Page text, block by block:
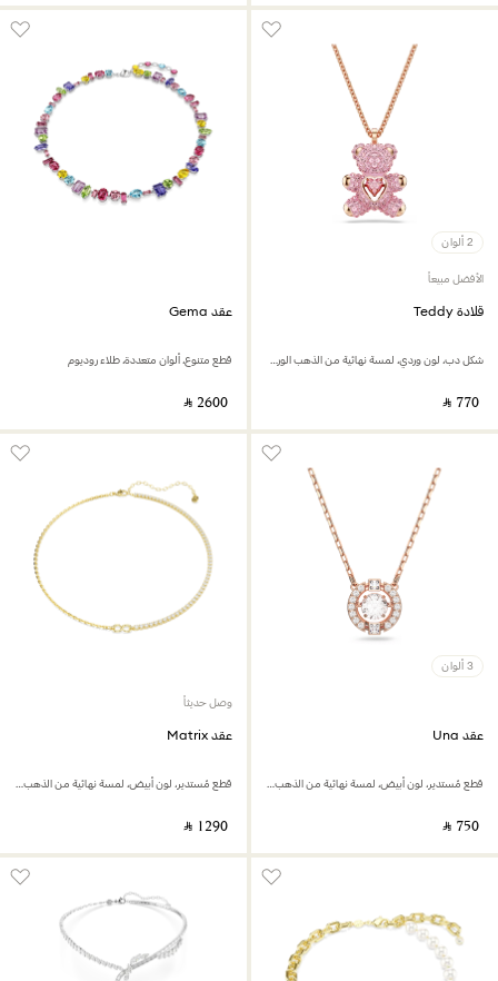
2 ألوان
الأفضل مبيعاً
قلادة Teddy
شكل دب، لون وردي، لمسة نهائية من الذهب الوردي عيار 18 قيراط
‎ ⃁ ⁦770⁩ ‎
عقد Gema
قطع متنوع، ألوان متعددة، طلاء روديوم
‎ ⃁ ⁦2600⁩ ‎
3 ألوان
عقد Una
قطع مُستدير، لون أبيض، لمسة نهائية من الذهب الوردي عيار 18 قيراط
‎ ⃁ ⁦750⁩ ‎
وصل حديثاً
عقد Matrix
قطع مُستدير، لون أبيض، لمسة نهائية من الذهب عيار 18 قيراط
‎ ⃁ ⁦1290⁩ ‎